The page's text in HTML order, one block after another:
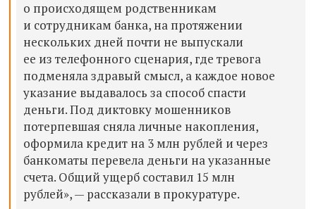
о происходящем родственникам
и сотрудникам банка, на протяжении
нескольких дней почти не выпускали
ее из телефонного сценария, где тревога
подменяла здравый смысл, а каждое новое
указание выдавалось за способ спасти
деньги. Под диктовку мошенников
потерпевшая сняла личные накопления,
оформила кредит на 3 млн рублей и через
банкоматы перевела деньги на указанные
счета. Общий ущерб составил 15 млн
рублей», — рассказали в прокуратуре.